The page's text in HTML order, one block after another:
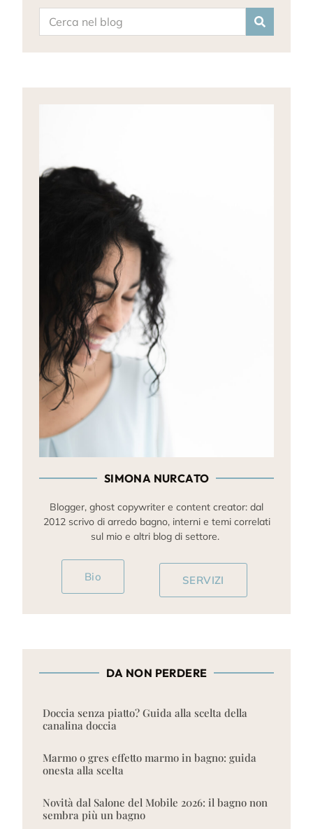
SIMONA NURCATO
Blogger, ghost copywriter e content creator: dal
2012 scrivo di arredo bagno, interni e temi correlati
sul mio e altri blog di settore.
Bio SERVIZI
DA NON PERDERE
Doccia senza piatto? Guida alla scelta della
canalina doccia
Marmo o gres effetto marmo in bagno: guida
onesta alla scelta
Novità dal Salone del Mobile 2026: il bagno non
sembra più un bagno